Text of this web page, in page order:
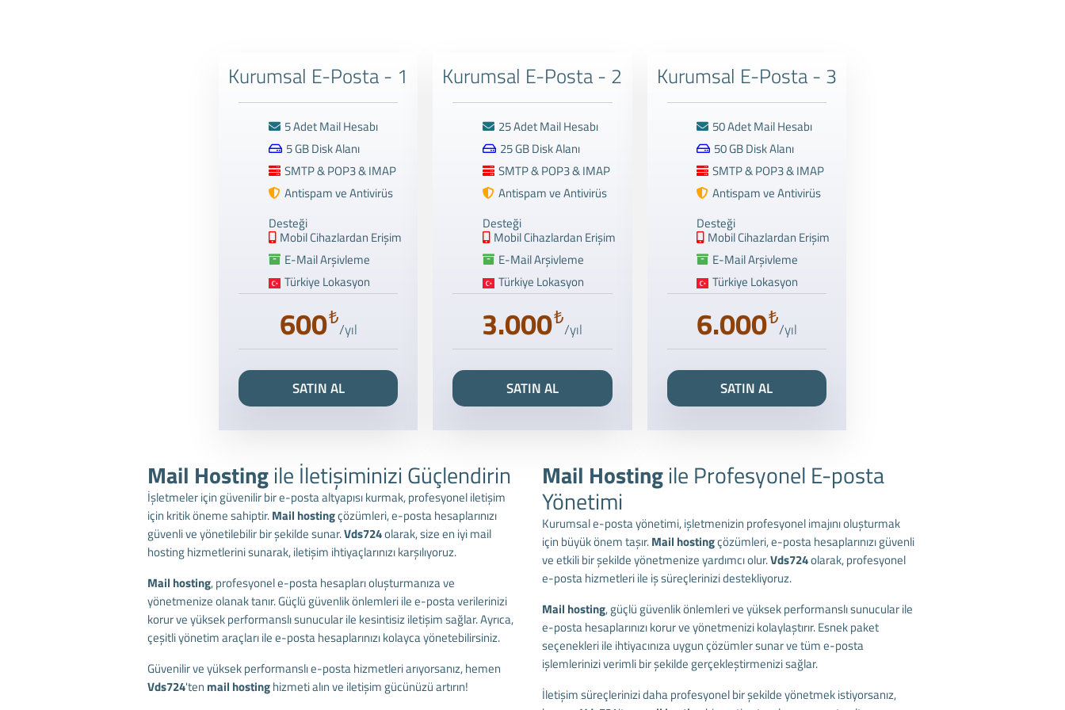
Kurumsal E-Posta - 1
5 Adet Mail Hesabı
5 GB Disk Alanı
SMTP & POP3 & IMAP
Antispam ve Antivirüs
Desteği
Mobil Cihazlardan Erişim
E-Mail Arşivleme
Türkiye Lokasyon
₺
600 /yıl
SATIN AL
Kurumsal E-Posta - 2
25 Adet Mail Hesabı
25 GB Disk Alanı
SMTP & POP3 & IMAP
Antispam ve Antivirüs
Desteği
Mobil Cihazlardan Erişim
E-Mail Arşivleme
Türkiye Lokasyon
₺
3.000 /yıl
SATIN AL
Kurumsal E-Posta - 3
50 Adet Mail Hesabı
50 GB Disk Alanı
SMTP & POP3 & IMAP
Antispam ve Antivirüs
Desteği
Mobil Cihazlardan Erişim
E-Mail Arşivleme
Türkiye Lokasyon
₺
6.000 /yıl
SATIN AL
Mail Hostingile İletişiminizi Güçlendirin
İşletmeler için güvenilir bir e-posta altyapısı kurmak, profesyonel iletişim
için kritik öneme sahiptir.Mail hostingçözümleri, e-posta hesaplarınızı
güvenli ve yönetilebilir bir şekilde sunar.Vds724olarak, size en iyi mail
hosting hizmetlerini sunarak, iletişim ihtiyaçlarınızı karşılıyoruz.
Mail hosting, profesyonel e-posta hesapları oluşturmanıza ve
yönetmenize olanak tanır. Güçlü güvenlik önlemleri ile e-posta verilerinizi
korur ve yüksek performanslı sunucular ile kesintisiz iletişim sağlar. Ayrıca,
çeşitli yönetim araçları ile e-posta hesaplarınızı kolayca yönetebilirsiniz.
Güvenilir ve yüksek performanslı e-posta hizmetleri arıyorsanız, hemen
Vds724'ten mail hostinghizmeti alın ve iletişim gücünüzü artırın!
Mail Hostingile Profesyonel E-posta
Yönetimi
Kurumsal e-posta yönetimi, işletmenizin profesyonel imajını oluşturmak
için büyük önem taşır.Mail hostingçözümleri, e-posta hesaplarınızı güvenli
ve etkili bir şekilde yönetmenize yardımcı olur.Vds724olarak, profesyonel
e-posta hizmetleri ile iş süreçlerinizi destekliyoruz.
Mail hosting, güçlü güvenlik önlemleri ve yüksek performanslı sunucular ile
e-posta hesaplarınızı korur ve yönetmenizi kolaylaştırır. Esnek paket
seçenekleri ile ihtiyacınıza uygun çözümler sunar ve tüm e-posta
işlemlerinizi verimli bir şekilde gerçekleştirmenizi sağlar.
İletişim süreçlerinizi daha profesyonel bir şekilde yönetmek istiyorsanız,